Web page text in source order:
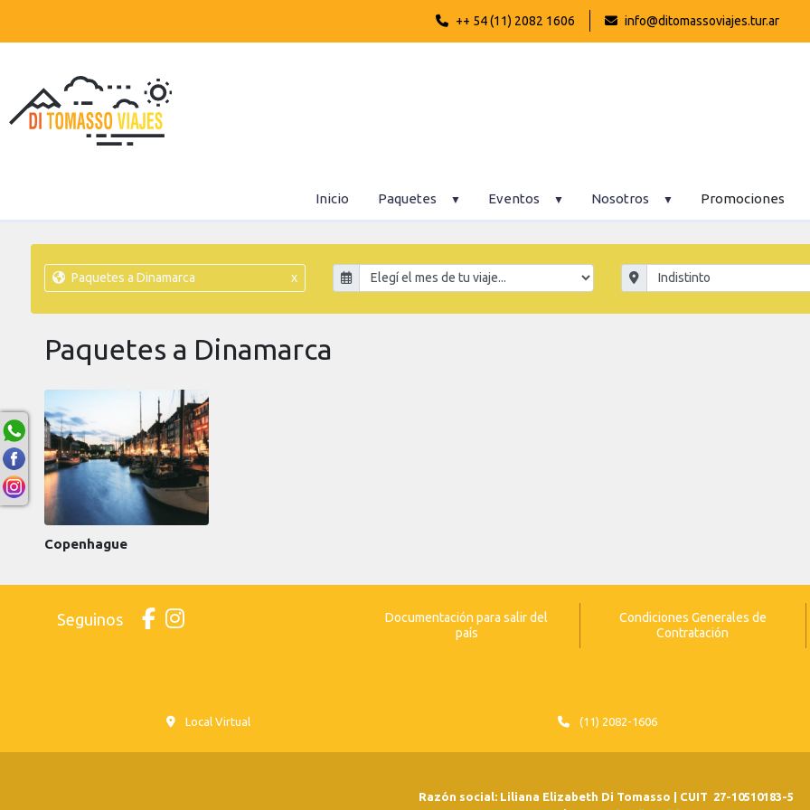
++ 54 (11) 2082 1606 info@ditomassoviajes.tur.ar
Inicio Paquetes Eventos Nosotros Promociones
Paquetes a Dinamarca x
Paquetes a Dinamarca
Copenhague
Seguinos
Documentación para salir del
país
Condiciones Generales de
Contratación
Local Virtual (11) 2082-1606
Razón social: Liliana Elizabeth Di Tomasso | CUIT 27-10510183-5